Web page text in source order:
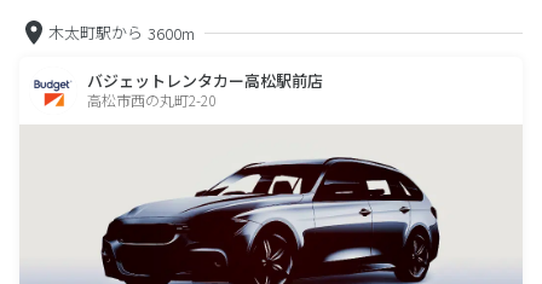
木太町駅から 3600m
バジェットレンタカー高松駅前店
高松市西の丸町2-20